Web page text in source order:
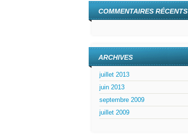
COMMENTAIRES RÉCENTS
ARCHIVES
juillet 2013
juin 2013
septembre 2009
juillet 2009